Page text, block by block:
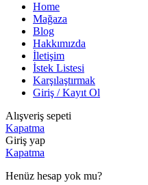
Home
Mağaza
Blog
Hakkımızda
İletişim
İstek Listesi
Karşılaştırmak
Giriş / Kayıt Ol
Alışveriş sepeti
Kapatma
Giriş yap
Kapatma
Henüz hesap yok mu?